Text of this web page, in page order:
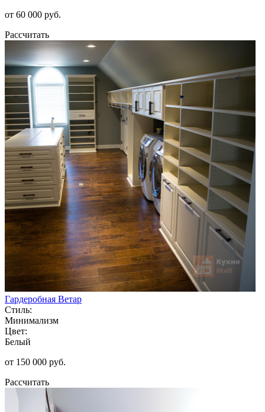
от 60 000 руб.
Рассчитать
Гардеробная Ветар
Стиль:
Минимализм
Цвет:
Белый
от 150 000 руб.
Рассчитать